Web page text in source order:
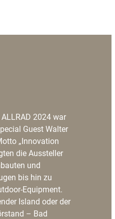
ALLRAD 2024 war
Guest Walter
„Innovation
die Aussteller
und
bis hin zu
Equipment.
Island oder der
– Bad